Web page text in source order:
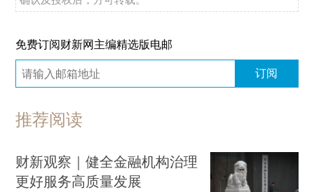
免费订阅财新网主编精选版电邮
订阅
推荐阅读
财新观察｜健全金融机构治理
更好服务高质量发展